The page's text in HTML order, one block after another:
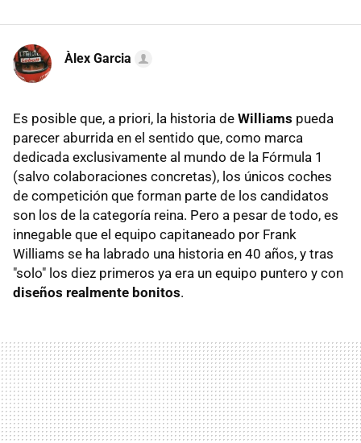
Àlex Garcia
Es posible que, a priori, la historia de Williams pueda
parecer aburrida en el sentido que, como marca
dedicada exclusivamente al mundo de la Fórmula 1
(salvo colaboraciones concretas), los únicos coches
de competición que forman parte de los candidatos
son los de la categoría reina. Pero a pesar de todo, es
innegable que el equipo capitaneado por Frank
Williams se ha labrado una historia en 40 años, y tras
"solo" los diez primeros ya era un equipo puntero y con
diseños realmente bonitos.